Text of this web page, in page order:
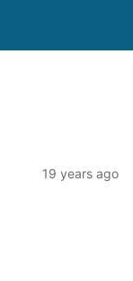
19 years ago